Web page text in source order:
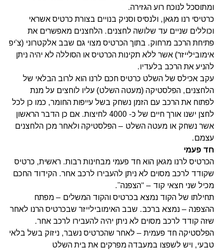
ומתוסכל לנוכח רוע הגזירה.
כרטיסי רנו מגאן, ולנסיס וסניק בנויים בצורת כרטיס אשראי
וכוללים שניים עד שלושה לחצנים. הלחצנים מאפשרים את
פתיחת הרכב מרחוק. בתוך הכרטיס מצוי גם שבב אלקטרוני (צ’יפ
אימובילייזר) אשר ללא תקינות הכרטיס או הסוללה לא יהיה ניתן
להניע את הרכב בלעדיו.
עקב אכילס של השלט כרטיס חכם לרנו הוא לרוב הבלאי של
הלחצנים, הפלסטיקה (מעטה השלט) עליו לוחצים על מנת
לפתוח את הרכב עם הזמן נשחק בשל עייפות החומר, כמו כן לכל
לחצן ישנו אורך חיים של כ- 4000 לחיצות. אם כן הדבר הראשון
אשר נשחק או מעטה השלט – הפלסטיקה ולאחר מכן הלחצנים
עצמם.
חד פעמי
הכרטיס לרנו מגאן הוא חד פעמי מבחינות רבות. ראשית, כרטיס
שקודד לרכב מסוים לא ניתן להעבירו לרכב אחר. הקידוד החכם
מכיל שני חצאי קוד – “הצפנה”.
תחילתו של הקוד נמצא בכרטיס והקוד המשלים – מפתח
ההצפנה – נמצא ברכב. שבב האימובילייזר שבכרטיס הרנו לאחר
שזה קודד לרכב מסוים לא ניתן יהיה להעבירו לרכב אחר.
הפלסטיקה חד פעמית – לאחר שהכרטיס נשבר, ניזוק בשל בלאי
טבעי, ויש לשפצו במעבדה מפרקים את בית השלט